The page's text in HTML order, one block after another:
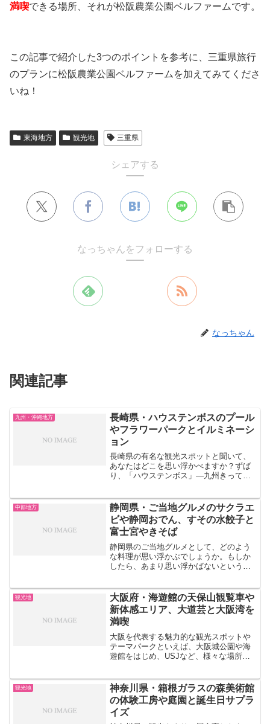
満喫できる場所、それが松阪農業公園ベルファームです。
この記事で紹介した3つのポイントを参考に、三重県旅行
のプランに松阪農業公園ベルファームを加えてみてくださ
いね！
東海地方 観光地 三重県
シェアする
なっちゃんをフォローする
なっちゃん
関連記事
九州・沖縄地方
長崎県・ハウステンボスのプール
やフラワーパークとイルミネーシ
ョン
長崎県の有名な観光スポットと聞いて、
あなたはどこを思い浮かべますか？ずば
り、「ハウステンボス」―九州きっての
県で長年の人気を誇る「ハウステンボ
ス」のオススメポイントにつ...
中部地方
静岡県・ご当地グルメのサクラエ
ビや静岡おでん、すその水餃子と
富士宮やきそば
静岡県のご当地グルメとして、どのよう
な料理が思い浮かぶでしょうか。もしか
したら、あまり思い浮かばないという方
んあります。今回はそのような静岡県に
あるおいしいご当地グルメ...
観光地
大阪府・海遊館の天保山観覧車や
新体感エリア、大道芸と大阪湾を
満喫
大阪を代表する魅力的な観光スポットや
テーマパークといえば、大阪城公園や海
遊館をはじめ、USJなど、様々な場所が
ポットであれば、家族連れはもちろん、
デートでも訪れてみたく...
観光地
神奈川県・箱根ガラスの森美術館
の体験工房や庭園と誕生日サプラ
イズ